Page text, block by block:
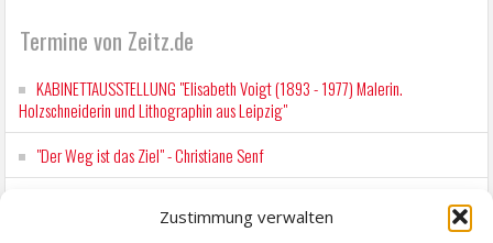
Zustimmung verwalten
Termine von Zeitz.de
KABINETTAUSSTELLUNG "Elisabeth Voigt (1893 - 1977) Malerin.
Holzschneiderin und Lithographin aus Leipzig"
"Der Weg ist das Ziel" - Christiane Senf